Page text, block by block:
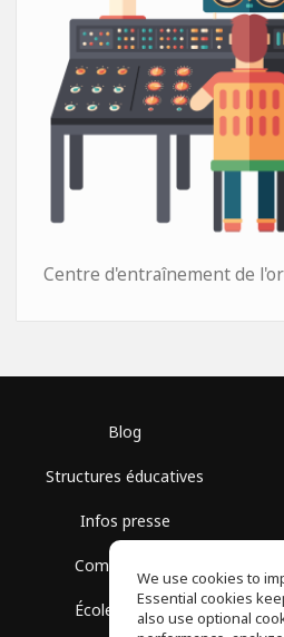
Centre d'entraînement de
Blog
Structures éducatives
Infos presse
Communauté
École gratuite
We use cookies to
Essential cookies
also use optional